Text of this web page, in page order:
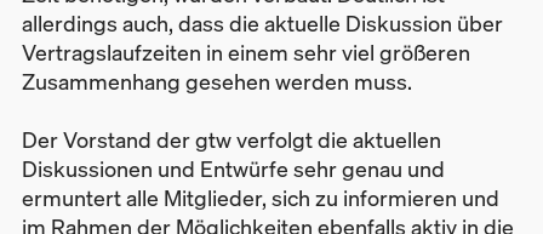
allerdings auch, dass die aktuelle Diskussion über
Vertragslaufzeiten in einem sehr viel größeren
Zusammenhang gesehen werden muss.
Der Vorstand der gtw verfolgt die aktuellen
Diskussionen und Entwürfe sehr genau und
ermuntert alle Mitglieder, sich zu informieren und
im Rahmen der Möglichkeiten ebenfalls aktiv in die